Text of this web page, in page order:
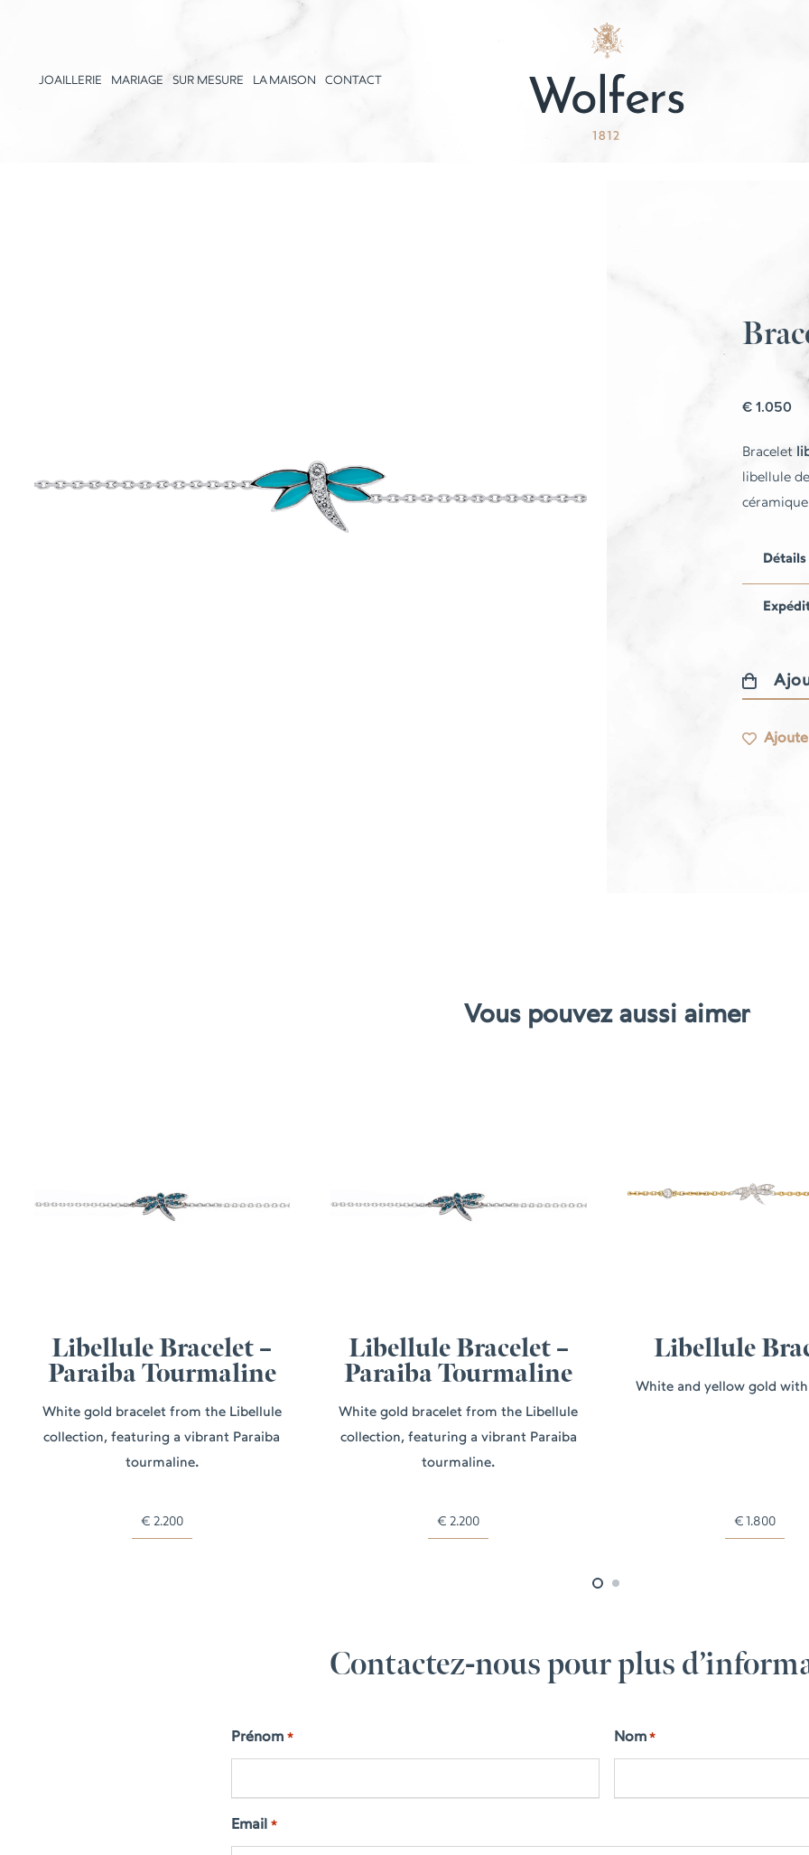
JOAILLERIE MARIAGE SUR MESURE LA MAISON CONTACT
€1.050
Bracelet
libellule
Détails
quantité
Bracelet
Vous pouvez aussi aimer
Libellule Bracelet –
Paraiba Tourmaline
White gold bracelet from the Libellule
collection, featuring a vibrant Paraiba
tourmaline.
€ 2.200
Libellule Bracelet –
Paraiba Tourmaline
White gold bracelet from the Libellule
collection, featuring a vibrant Paraiba
tourmaline.
€ 2.200
Libellule
White and yellow gold
€ 1.800
Contactez-nous pour plus
Prénom * Nom *
Email *